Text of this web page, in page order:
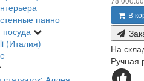
панно
(Италия)
В
На
Ручная